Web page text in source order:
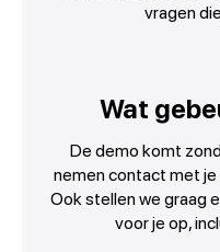
vragen
Wat
De demo komt
nemen contact met
Ook stellen we graag
voor je op,